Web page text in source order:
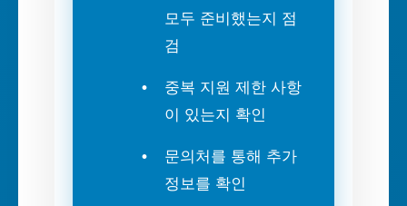
모두 준비했는지 점
검
중복 지원 제한 사항
이 있는지 확인
문의처를 통해 추가
정보를 확인